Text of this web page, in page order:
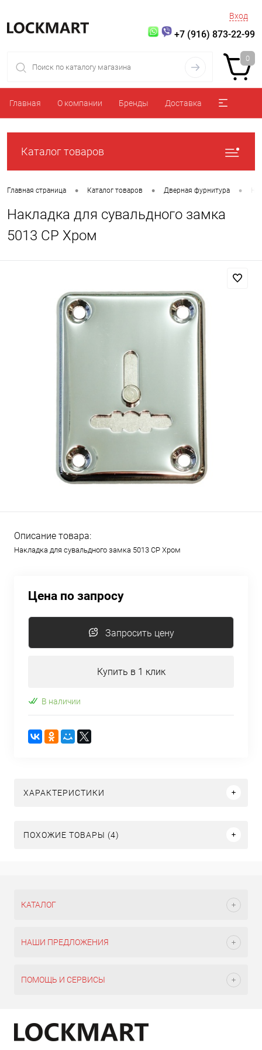
Вход
+7 (916) 873-22-99
0
Главная О компании Бренды Доставка
Каталог товаров
Главная страница • Каталог товаров • Дверная фурнитура •
Накладка для сувальдного замка
5013 CP Хром
Описание товара:
Накладка для сувальдного замка 5013 CP Хром
Цена по запросу
Запросить цену
Купить в 1 клик
В наличии
ХАРАКТЕРИСТИКИ
ПОХОЖИЕ ТОВАРЫ (4)
КАТАЛОГ
НАШИ ПРЕДЛОЖЕНИЯ
ПОМОЩЬ И СЕРВИСЫ